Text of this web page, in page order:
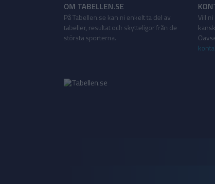
OM TABELLEN.SE
På Tabellen.se kan ni enkelt ta del av
tabeller, resultat och skytteligor från de
största sporterna.
Vill